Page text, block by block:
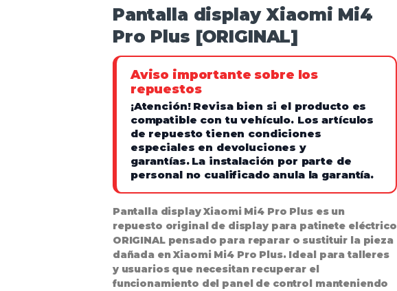
Pantalla display Xiaomi Mi4
Pro Plus [ORIGINAL]
Aviso importante sobre los
repuestos
¡Atención! Revisa bien si el producto es
compatible con tu vehículo. Los artículos
de repuesto tienen condiciones
especiales en devoluciones y
garantías. La instalación por parte de
personal no cualificado anula la garantía.
Pantalla display Xiaomi Mi4 Pro Plus es un
repuesto original de display para patinete eléctrico
ORIGINAL pensado para reparar o sustituir la pieza
dañada en Xiaomi Mi4 Pro Plus. Ideal para talleres
y usuarios que necesitan recuperar el
funcionamiento del panel de control manteniendo